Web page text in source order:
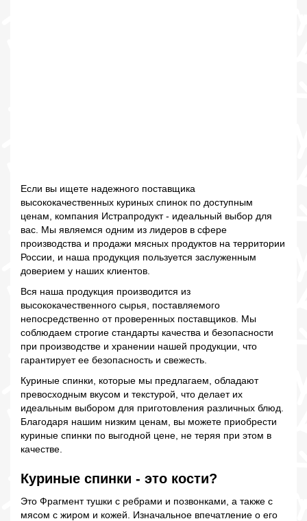
Если вы ищете надежного поставщика
высококачественных куриных спинок по доступным
ценам, компания Истрапродукт - идеальный выбор для
вас. Мы являемся одним из лидеров в сфере
производства и продажи мясных продуктов на территории
России, и наша продукция пользуется заслуженным
доверием у наших клиентов.
Вся наша продукция производится из
высококачественного сырья, поставляемого
непосредственно от проверенных поставщиков. Мы
соблюдаем строгие стандарты качества и безопасности
при производстве и хранении нашей продукции, что
гарантирует ее безопасность и свежесть.
Куриные спинки, которые мы предлагаем, обладают
превосходным вкусом и текстурой, что делает их
идеальным выбором для приготовления различных блюд.
Благодаря нашим низким ценам, вы можете приобрести
куриные спинки по выгодной цене, не теряя при этом в
качестве.
Куриные спинки - это кости?
Это Фрагмент тушки с ребрами и позвонками, а также с
мясом с жиром и кожей. Изначальное впечатление о его